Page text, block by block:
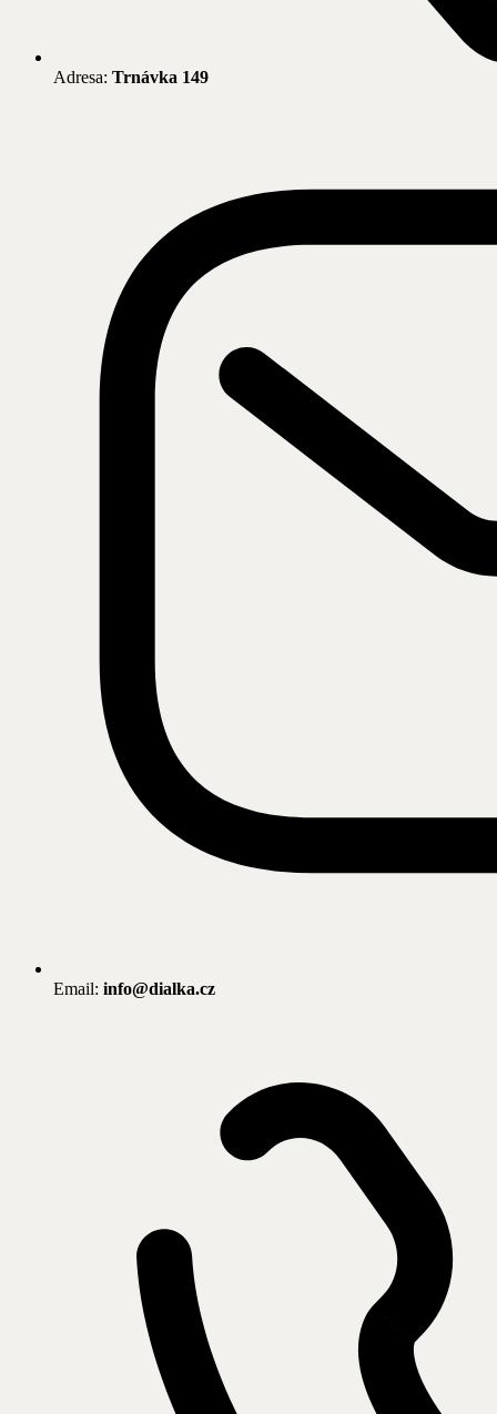
Adresa: Trnávka 149
Email: info@dialka.cz